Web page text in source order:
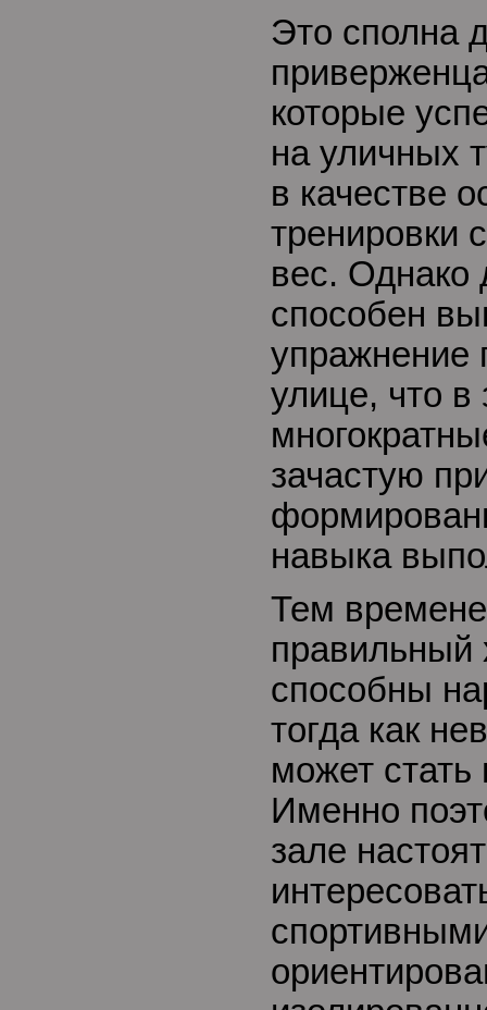
Это сполна
которые
на уличных
в качестве
тренировки
вес. Однако
способен
упражнение
улице, что
зачастую
навыка
Тем
правильный
способны
тогда как
может
Именно
зале